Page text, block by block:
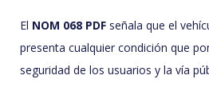
El NOM 068 PDF señala que el
presenta cualquier condición que
seguridad de los usuarios y la vía